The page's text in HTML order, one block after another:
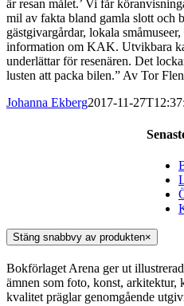
är resan målet.’ Vi får
mil av fakta bland gamla slott och
gästgivargårdar, lokala
information om KAK. Utvikbara
underlättar för resenären. Det
lusten att packa bilen.” Av Tor
Johanna Ekberg2017-11-
Stäng snabbvy av produkten×
Bokförlaget Arena ger ut
ämnen som foto, konst,
kvalitet präglar genomgående